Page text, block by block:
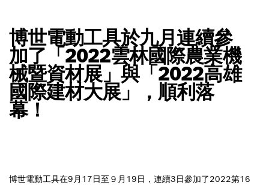
博世電動工具於九月連續參
加了「2022雲林國際農業機
械暨資材展」與「2022高雄
國際建材大展」，順利落
幕！
博世電動工具在9月17日至９月19日，連續3日參加了2022第16